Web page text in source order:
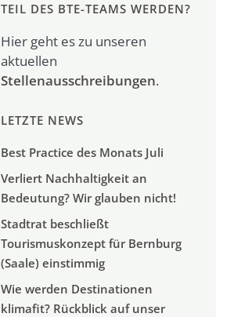
TEIL DES BTE-TEAMS WERDEN?
Hier geht es zu unseren
aktuellen
Stellenausschreibungen.
LETZTE NEWS
Best Practice des Monats Juli
Verliert Nachhaltigkeit an
Bedeutung? Wir glauben nicht!
Stadtrat beschließt
Tourismuskonzept für Bernburg
(Saale) einstimmig
Wie werden Destinationen
klimafit? Rückblick auf unser